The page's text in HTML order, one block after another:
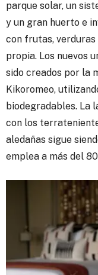
parque solar, un
y un gran huerto e
con frutas,
propia. Los nuevos
sido creados por la
Kikoromeo,
biodegradables. La
con los
aledañas sigue
emplea a más del